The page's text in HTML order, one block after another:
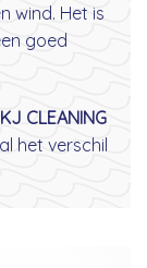
wind. Het is
goed
KJ CLEANING
het verschil